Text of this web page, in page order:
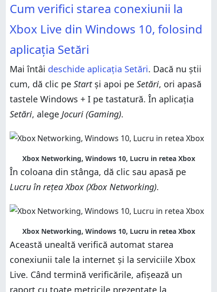
Cum verifici starea conexiunii la
Xbox Live din Windows 10, folosind
aplicația Setări
Mai întâi deschide aplicația Setări. Dacă nu știi
cum, dă clic pe Startși apoi pe Setări, ori apasă
tastele Windows + I pe tastatură. În aplicația
Setări, alege Jocuri (Gaming).
Xbox Networking, Windows 10, Lucru in retea Xbox
În coloana din stânga, dă clic sau apasă pe
Lucru în rețea Xbox (Xbox Networking).
Xbox Networking, Windows 10, Lucru in retea Xbox
Această unealtă verifică automat starea
conexiunii tale la internet și la serviciile Xbox
Live. Când termină verificările, afișează un